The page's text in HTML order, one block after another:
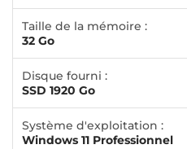
Taille de la mémoire :
32 Go
Disque fourni :
SSD 1920 Go
Système d'exploitation :
Windows 11 Professionnel